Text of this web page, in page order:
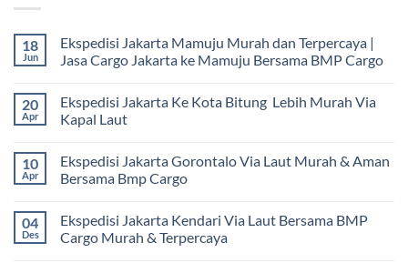
18
Jun
Ekspedisi Jakarta Mamuju Murah dan Terpercaya |
Jasa Cargo Jakarta ke Mamuju Bersama BMP Cargo
komentar
pada
Ekspedisi
Murah
dan
Terpercaya
Cargo
Jakarta
ke
20
Apr
Ekspedisi Jakarta Ke Kota Bitung Lebih Murah Via
Kapal Laut
komentar
pada
Ekspedisi
Kota
Bitung
Lebih
10
Apr
Ekspedisi Jakarta Gorontalo Via Laut Murah & Aman
Bersama Bmp Cargo
komentar
pada
Ekspedisi
04
Des
Ekspedisi Jakarta Kendari Via Laut Bersama BMP
Cargo Murah & Terpercaya